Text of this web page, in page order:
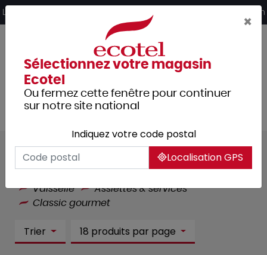
Livraison offerte dès 249€ HT d’achat et retrait 2h en magasin
Classic gourmet :23 article(s)
Vaisselle
Assiettes & services
Classic gourmet
Trier 18 produits par page
×
Sélectionnez votre magasin
Ecotel
Ou fermez cette fenêtre pour continuer
sur notre site national
Indiquez votre code postal
Localisation GPS
Panneau de gestion des cookies